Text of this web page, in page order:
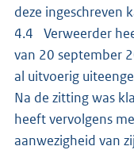
deze ingeschreven
4.4 Verweerder
van 20 september
al uitvoerig
Na de zitting was
heeft vervolgens
aanwezigheid van